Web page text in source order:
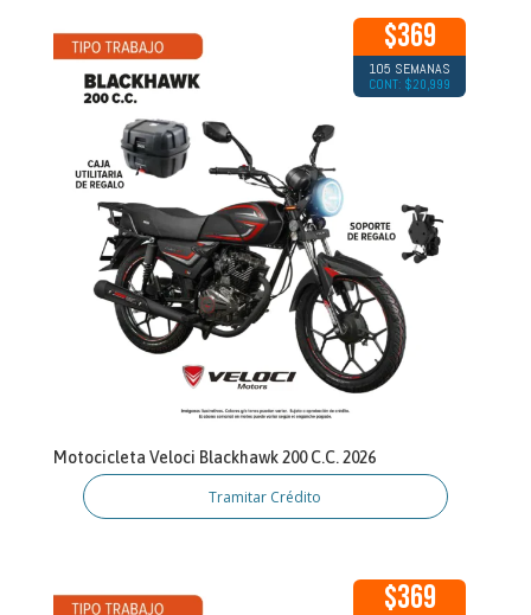
$369
105 SEMANAS
CONT: $20,999
Motocicleta Veloci Blackhawk 200 C.C. 2026
Tramitar Crédito
$369